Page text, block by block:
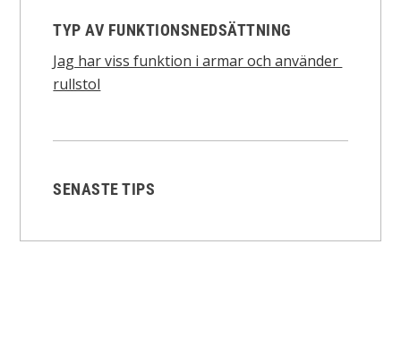
TYP AV FUNKTIONSNEDSÄTTNING
Jag har viss funktion i armar och använder
rullstol
SENASTE TIPS